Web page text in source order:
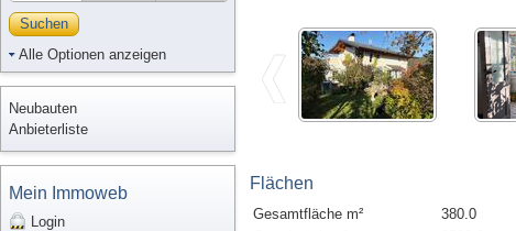
Suchen
Alle Optionen anzeigen
Neubauten
Anbieterliste
Mein Immoweb
Login
Flächen
Gesamtfläche m²
380.0